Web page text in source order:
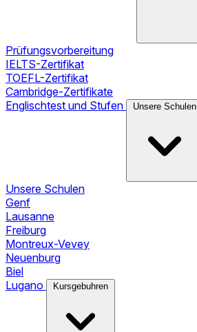
Prüfungsvorbereitung
IELTS-Zertifikat
TOEFL-Zertifikat
Cambridge-Zertifikate
Englischtest und Stufen
Unsere Schulen
Unsere Schulen
Genf
Lausanne
Freiburg
Montreux-Vevey
Neuenburg
Biel
Lugano
Kursgebuhren